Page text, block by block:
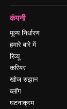
कंपनी
मूल्य निर्धारण
हमारे बारे में
रिव्यू
करियर
खोज रुझान
ब्लॉग
घटनाक्रम